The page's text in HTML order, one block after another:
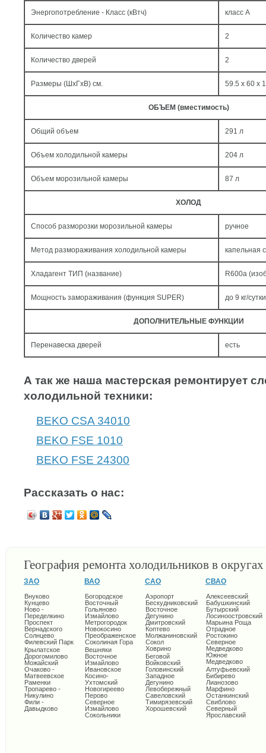
Энергопотребление - Класс (кВтч) класс A
Количество камер 2
Количество дверей 2
Размеры (ШxГxВ) см. 59.5 x 60 x
ОБЪЕМ (вместимость)
Общий объем 291 л
Объем холодильной камеры 204 л
Объем морозильной камеры 87 л
ХОЛОД
Способ разморозки морозильной камеры ручное
Метод размораживания холодильной камеры капельная
Хладагент ТИП (название) R600a
Мощность замораживания (функция SUPER) до 9 кг/cутки
ДОПОЛНИТЕЛЬНЫЕ ФУНКЦИИ
Перенавеска дверей есть
А так же наша мастерская ремонтирует
холодильной техники:
BEKO CSA 34010
BEKO FSE 1010
BEKO FSE 24300
Рассказать о нас:
География ремонта холодильников в
ЗАО
Внуково
Кунцево
Ново -
Переделкино
Проспект
Вернадского
Солнцево
Филевский Парк
Крылатское
Дорогомилово
Можайский
Очаково -
Матвеевское
Раменки
Тропарево -
Никулино
Фили -
Давыдково
ВАО
Богородское
Восточный
Гольяново
Измайлово
Метрогородок
Новокосино
Преображенское
Соколиная Гора
Вешняки
Восточное
Измайлово
Ивановское
Косино-
Ухтомский
Новогиреево
Перово
Северное
Измайлово
Сокольники
САО
Аэропорт
Бескудниковский
Восточное
Дегунино
Дмитровский
Коптево
Молжаниновский
Сокол
Ховрино
Беговой
Войковский
Головинский
Западное
Дегунино
Левобережный
Савеловский
Тимирязевский
Хорошевский
СВАО
Алексеевский
Бабушкинский
Бутырский
Лосиноостровский
Марьина Роща
Отрадное
Ростокино
Северное
Медведково
Южное
Медведково
Алтуфьевский
Бибирево
Лианозово
Марфино
Останкинский
Свиблово
Северный
Ярославский